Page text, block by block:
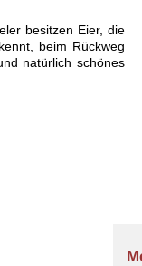
besitzen Eier, die
beim Rückweg
natürlich schönes